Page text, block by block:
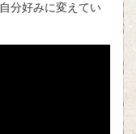
分好みに変えてい